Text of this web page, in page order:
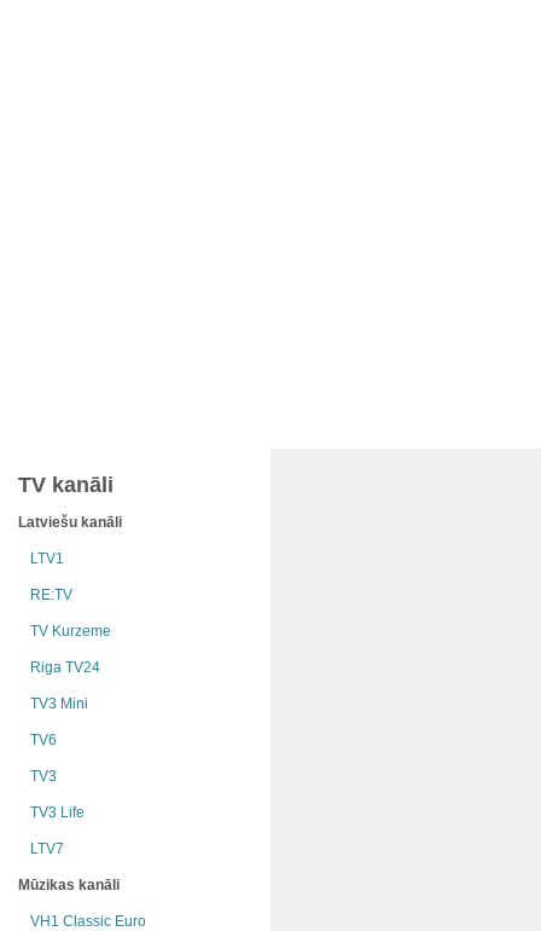
TV kanāli
Latviešu kanāli
LTV1
RE:TV
TV Kurzeme
Riga TV24
TV3 Mini
TV6
TV3
TV3 Life
LTV7
Mūzikas kanāli
VH1 Classic Euro